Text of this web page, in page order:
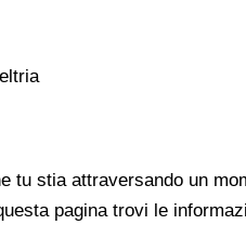
tu stia attraversando un
pagina trovi le